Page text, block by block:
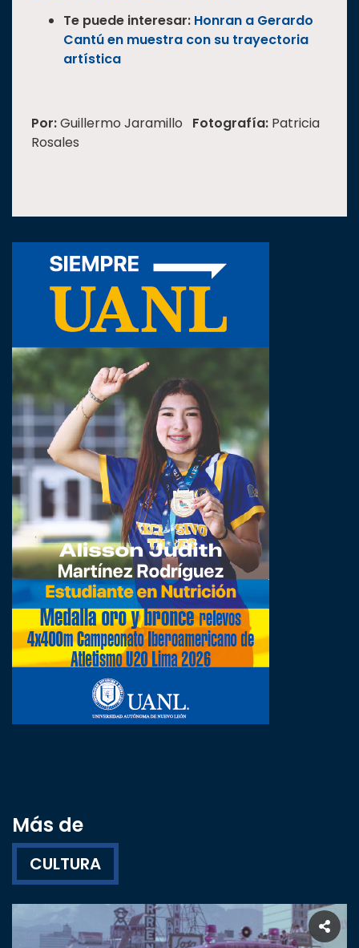
Te puede interesar: Honran a Gerardo
Cantú en muestra con su trayectoria
artística
Por:Guillermo Jaramillo Fotografía: Patricia
Rosales
Más de
CULTURA